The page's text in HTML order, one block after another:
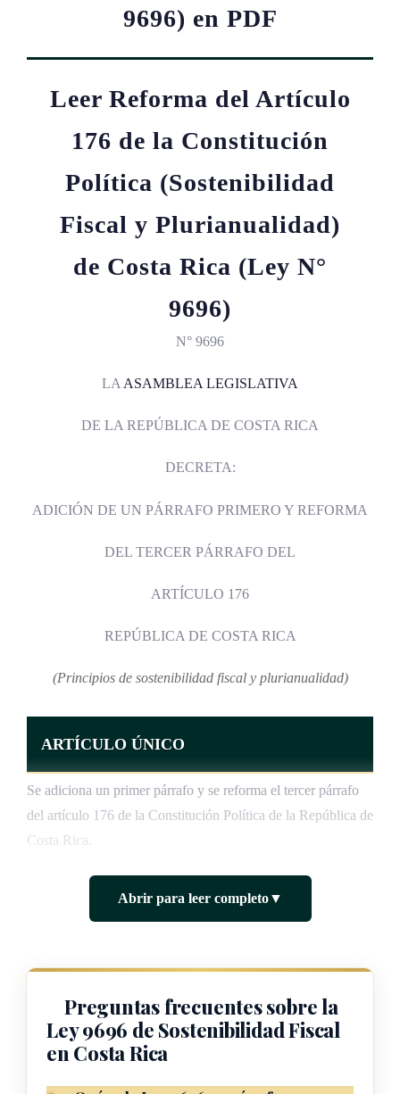
9696) en PDF
Leer Reforma del Artículo
176 de la Constitución
Política (Sostenibilidad
Fiscal y Plurianualidad)
de Costa Rica (Ley N°
9696)
N° 9696
LA ASAMBLEA LEGISLATIVA
DE LA REPÚBLICA DE COSTA RICA
DECRETA:
ADICIÓN DE UN PÁRRAFO PRIMERO Y REFORMA
DEL TERCER PÁRRAFO DEL
ARTÍCULO 176
REPÚBLICA DE COSTA RICA
(Principios de sostenibilidad fiscal y plurianualidad)
ARTÍCULO ÚNICO
Se adiciona un primer párrafo y se reforma el tercer párrafo
del artículo 176 de la Constitución Política de la República de
Costa Rica.
El texto es el siguiente:
Artículo 176
El presupuesto ordinario de la República comprende todos
Administración Pública, durante todo el año económico. En
ningún caso, el monto de los gastos presupuestos podrá
Abrir para leer completo▼
Preguntas frecuentes sobre la
Ley 9696 de Sostenibilidad Fiscal
en Costa Rica